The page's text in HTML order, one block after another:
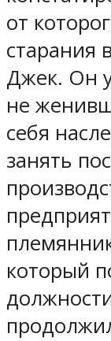
от
старания
Джек. Он
не
себя
занять
который